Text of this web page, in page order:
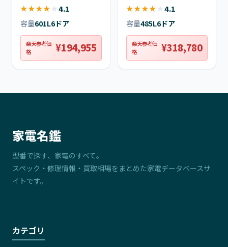
★★★★ ★ 4.1
容量601L6ドア
楽天参考価
格
¥194,955
★★★★ ★ 4.1
容量485L6ドア
楽天参考価
格
¥318,780
家電名鑑
型番で探す、家電のすべて。
スペック・修理情報・買取相場をまとめた家電データベースサ
イトです。
カテゴリ